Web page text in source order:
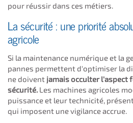
pour réussir dans ces métiers.
La sécurité : une priorité
agricole
Si la maintenance numérique et la
pannes permettent d'optimiser la
ne doivent jamais occulter l'aspect
sécurité. Les machines agricoles
puissance et leur technicité,
qui imposent une vigilance accrue.